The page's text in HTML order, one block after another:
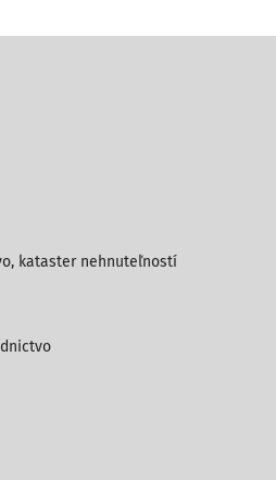
kataster nehnuteľností